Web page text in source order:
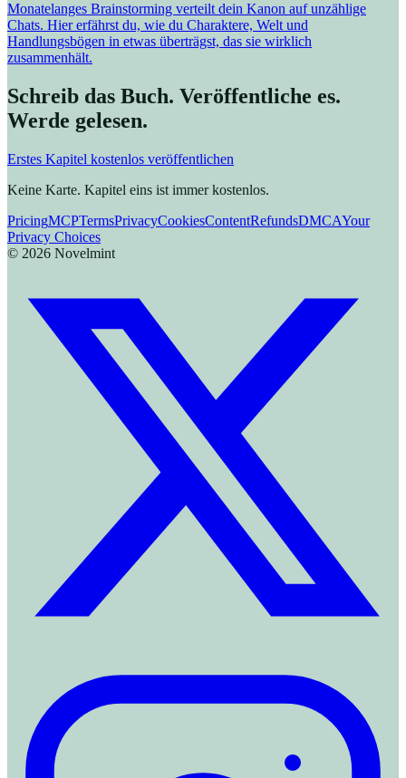
Monatelanges Brainstorming verteilt dein Kanon auf unzählige
Chats. Hier erfährst du, wie du Charaktere, Welt und
Handlungsbögen in etwas überträgst, das sie wirklich
zusammenhält.
Schreib das Buch. Veröffentliche es.
Werde gelesen.
Erstes Kapitel kostenlos veröffentlichen
Keine Karte. Kapitel eins ist immer kostenlos.
PricingMCPTermsPrivacyCookiesContentRefundsDMCAYour
Privacy Choices
© 2026 Novelmint